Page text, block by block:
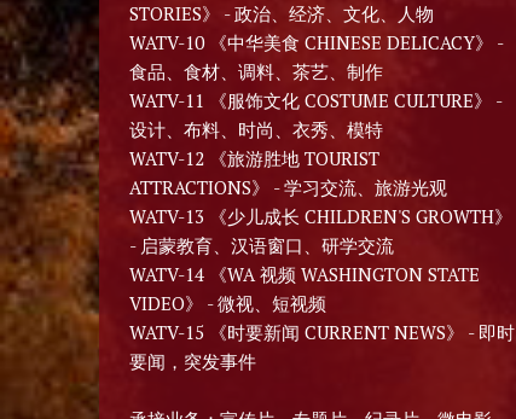
STORIES》 - 政治、经济、文化、人物
WATV-10 《中华美食 CHINESE DELICACY》 -
食品、食材、调料、茶艺、制作
WATV-11 《服饰文化 COSTUME CULTURE》 -
设计、布料、时尚、衣秀、模特
WATV-12 《旅游胜地 TOURIST
ATTRACTIONS》 - 学习交流、旅游光观
WATV-13 《少儿成长 CHILDREN'S GROWTH》
- 启蒙教育、汉语窗口、研学交流
WATV-14 《WA 视频 WASHINGTON STATE
VIDEO》 - 微视、短视频
WATV-15 《时要新闻 CURRENT NEWS》 - 即时
要闻，突发事件